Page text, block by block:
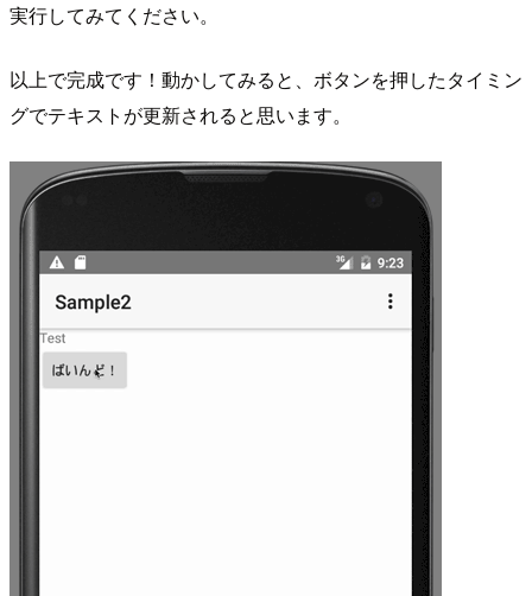
実行してみてください。
以上で完成です！動かしてみると、ボタンを押したタイミン
グでテキストが更新されると思います。